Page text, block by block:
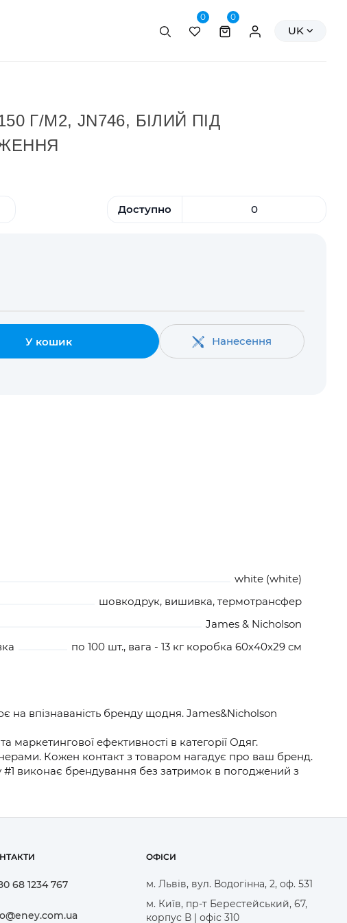
Пошук
0 0
Персональні
UK
Г/М2, JN746, БІЛИЙ ПІД
Доступно 0
У кошик Нанесення
white (white)
шовкодрук, вишивка, термотрансфер
James & Nicholson
по 100 шт., вага - 13 кг коробка 60х40х29 см
на впізнаваність бренду щодня. James&Nicholson
ефективності в категорії Одяг.
Кожен контакт з товаром нагадує про ваш бренд.
#1 виконає брендування без затримок в погоджений з
68 1234 767
ОФІСИ
м. Львів, вул. Водогінна, 2, оф. 531
м. Київ, пр-т Берестейський, 67,
корпус В | офіс 310